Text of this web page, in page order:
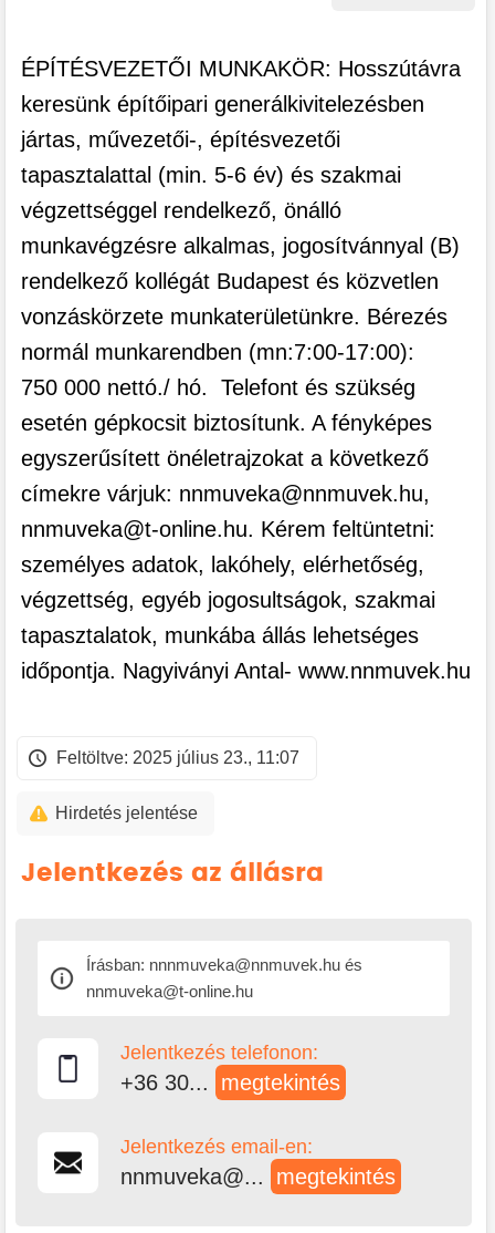
ÉPÍTÉSVEZETŐI MUNKAKÖR: Hosszútávra
keresünk építőipari generálkivitelezésben
jártas, művezetői-, építésvezetői
tapasztalattal (min. 5-6 év) és szakmai
végzettséggel rendelkező, önálló
munkavégzésre alkalmas, jogosítvánnyal (B)
rendelkező kollégát Budapest és közvetlen
vonzáskörzete munkaterületünkre. Bérezés
normál munkarendben (mn:7:00-17:00):
750 000 nettó./ hó. Telefont és szükség
esetén gépkocsit biztosítunk. A fényképes
egyszerűsített önéletrajzokat a következő
címekre várjuk: nnmuveka@nnmuvek.hu,
nnmuveka@t-online.hu. Kérem feltüntetni:
személyes adatok, lakóhely, elérhetőség,
végzettség, egyéb jogosultságok, szakmai
tapasztalatok, munkába állás lehetséges
időpontja. Nagyiványi Antal- www.nnmuvek.hu
Feltöltve: 2025 július 23., 11:07
Hirdetés jelentése
Jelentkezés az állásra
Írásban: nnnmuveka@nnmuvek.hu és
nnmuveka@t-online.hu
Jelentkezés telefonon:
+36 30... megtekintés
Jelentkezés email-en:
nnmuveka@... megtekintés